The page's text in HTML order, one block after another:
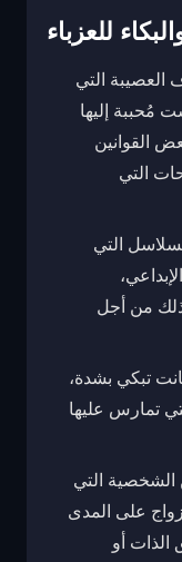
للعزباء
العصيبة التي
مُحببة إليها
القوانين
التي
التي
من أجل
تبكي بشدة،
تمارس عليها
الشخصية التي
على المدى
الذات أو